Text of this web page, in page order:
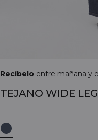
Recíbelo entre mañana y
TEJANO WIDE LEG